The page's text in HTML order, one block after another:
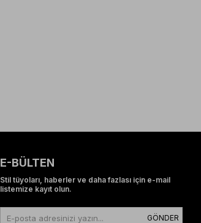
E-BÜLTEN
Stil tüyoları, haberler ve daha fazlası için e-mail
listemize kayıt olun.
GÖNDER